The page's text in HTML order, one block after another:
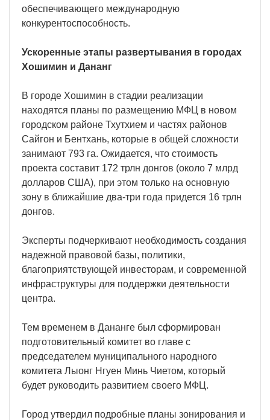
обеспечивающего международную
конкурентоспособность.
Ускоренные этапы развертывания в городах
Хошимин и Дананг
В городе Хошимин в стадии реализации
находятся планы по размещению МФЦ в новом
городском районе Тхутхием и частях районов
Сайгон и Бентхань, которые в общей сложности
занимают 793 га. Ожидается, что стоимость
проекта составит 172 трлн донгов (около 7 млрд
долларов США), при этом только на основную
зону в ближайшие два-три года придется 16 трлн
донгов.
Эксперты подчеркивают необходимость создания
надежной правовой базы, политики,
благоприятствующей инвесторам, и современной
инфраструктуры для поддержки деятельности
центра.
Тем временем в Дананге был сформирован
подготовительный комитет во главе с
председателем муниципального народного
комитета Лыонг Нгуен Минь Чиетом, который
будет руководить развитием своего МФЦ.
Город утвердил подробные планы зонирования и